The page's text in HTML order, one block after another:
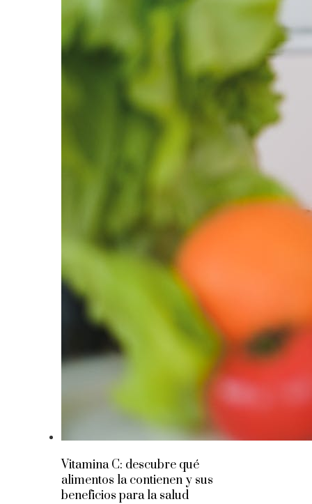
Vitamina C: descubre qué
alimentos la contienen y sus
beneficios para la salud